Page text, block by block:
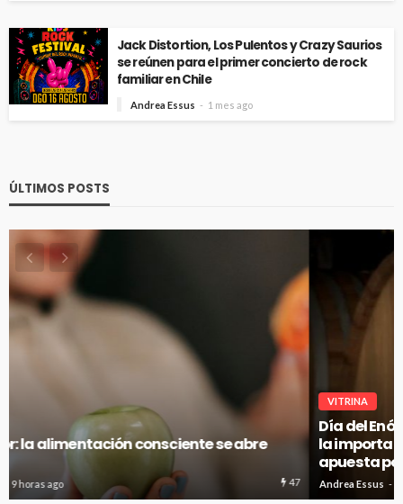
Jack Distortion, Los Pulentos y Crazy Saurios
se reúnen para el primer concierto de rock
familiar en Chile
Andrea Essus 1 mes ago
ÚLTIMOS POSTS
Día del Enólogo: Por qué se celebra el 10 de agosto y
la importancia de esta profesión en un Chile que
apuesta por mayor calidad en vinos
Andrea Essus 38